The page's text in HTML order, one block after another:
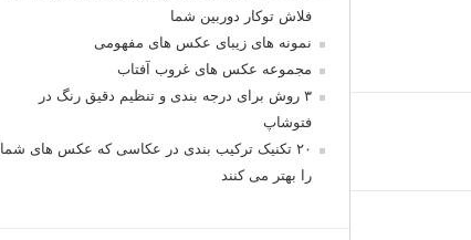
فلاش توکار دوربین شما
نمونه های زیبای عکس های مفهومی
مجموعه عکس های غروب آفتاب
۳ روش برای درجه بندی و تنظیم دقیق رنگ در
فتوشاپ
۲۰ تکنیک ترکیب بندی در عکاسی که عکس های شما
را بهتر می کنند